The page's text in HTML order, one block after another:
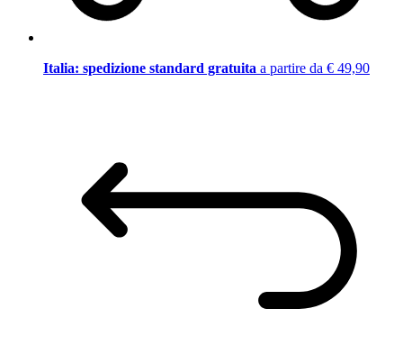
Italia: spedizione standard gratuita a partire da € 49,90